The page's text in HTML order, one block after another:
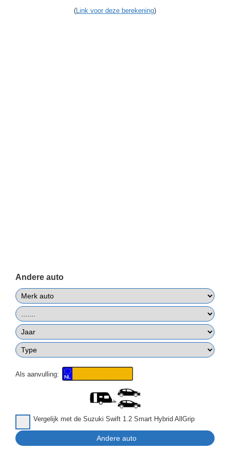
( Link voor deze berekening)
Andere auto
Als aanvulling:
Vergelijk met de Suzuki Swift 1.2 Smart Hybrid AllGrip